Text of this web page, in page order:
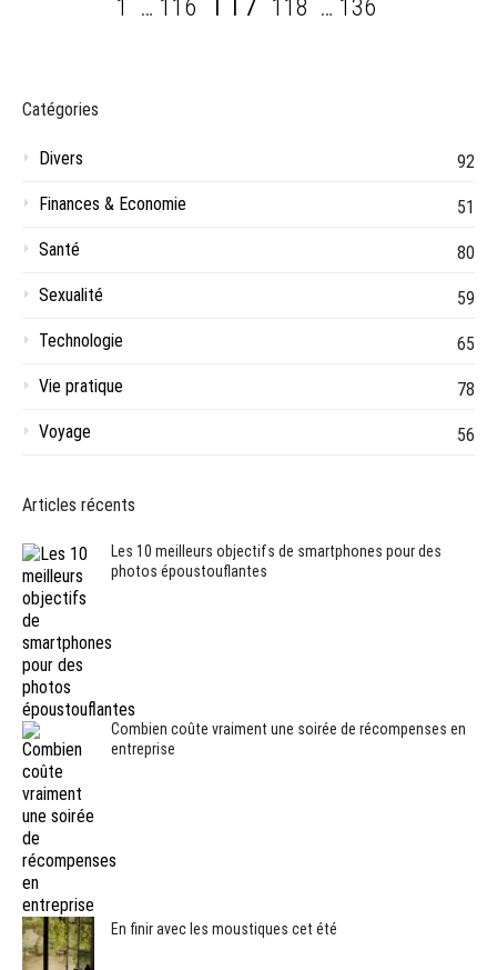
1 … 116 118 … 136
Catégories
Divers
92
Finances & Economie
51
Santé
80
Sexualité
59
Technologie
65
Vie pratique
78
Voyage
56
Articles récents
Les 10 meilleurs objectifs de smartphones pour des
photos époustouflantes
Combien coûte vraiment une soirée de récompenses en
entreprise
En finir avec les moustiques cet été